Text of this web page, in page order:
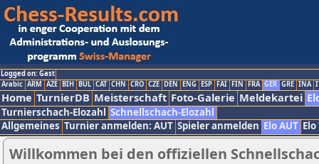
Logged on: Gast
Arabic ARM AZE BIH BUL CAT CHN CRO CZE DEN ENG ESP FAI FIN FRA GER GRE INA
Home TurnierDB Meisterschaft Foto-Galerie Meldekartei
Turnierschach-Elozahl Schnellschach-Elozahl
Allgemeines Turnier anmelden: AUT Spieler anmelden Elo AUT
Willkommen bei den offiziellen